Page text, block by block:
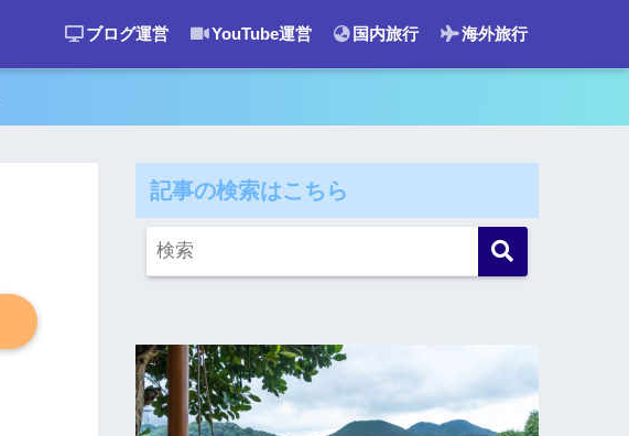
ブログ運営 YouTube運営 国内旅行 海外旅行
記事の検索はこちら